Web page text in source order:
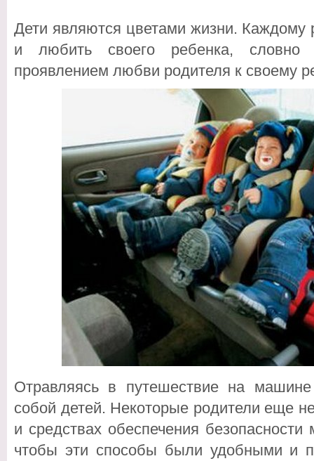
Дети являются цветами жизни. Каждому
и любить своего ребенка, словно
проявлением любви родителя к своему
Отравляясь в путешествие на
собой детей. Некоторые родители еще
и средствах обеспечения
чтобы эти способы были удобными и